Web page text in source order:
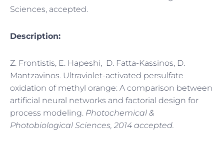
Sciences, accepted.
Description:
Z. Frontistis, E. Hapeshi, D. Fatta-Kassinos, D.
Mantzavinos. Ultraviolet-activated persulfate
oxidation of methyl orange: A comparison between
artificial neural networks and factorial design for
process modeling. Photochemical &
Photobiological Sciences, 2014 accepted.